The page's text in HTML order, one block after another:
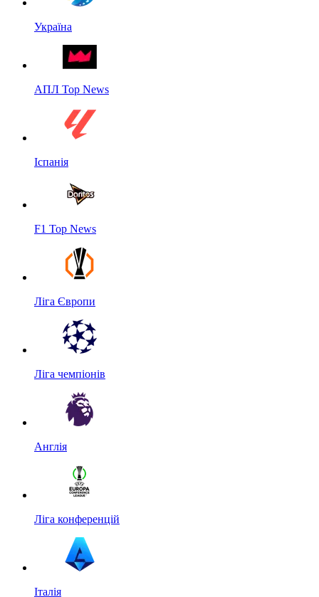
Україна
АПЛ Top News
Іспанія
F1 Top News
Ліга Європи
Ліга чемпіонів
Англія
Ліга конференцій
Італія